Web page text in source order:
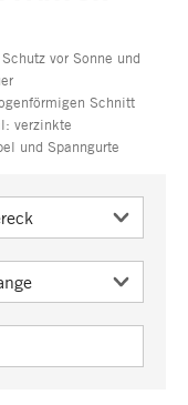
vor Sonne und
Schnitt
verzinkte
und Spanngurte